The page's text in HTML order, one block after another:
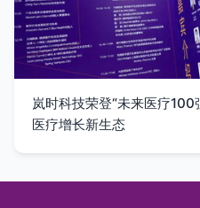
岚时科技荣登“未来医疗
医疗增长新生态